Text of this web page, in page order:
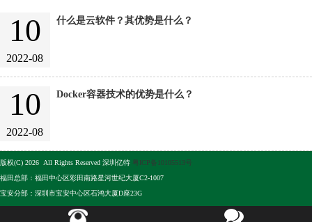
10
2022-08
什么是云软件？其优势是什么？
10
2022-08
Docker容器技术的优势是什么？
版权(C) 2026 All Rights Reserved 深圳亿特 粤ICP备10105513号
福田总部：福田中心区彩田南路星河世纪大厦C2-1007
宝安分部：深圳市宝安中心区石鸿大厦D座23G